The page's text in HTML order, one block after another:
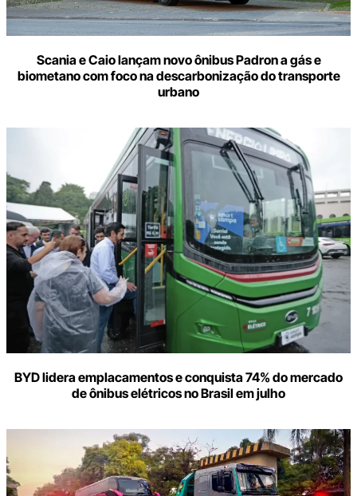
Scania e Caio lançam novo ônibus Padron a gás e
biometano com foco na descarbonização do transporte
urbano
BYD lidera emplacamentos e conquista 74% do mercado
de ônibus elétricos no Brasil em julho